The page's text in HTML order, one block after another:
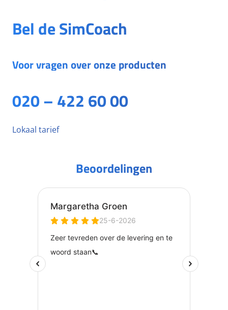
Bel de SimCoach
Voor vragen over onze producten
020 – 422 60 00
Lokaal tarief
Beoordelingen